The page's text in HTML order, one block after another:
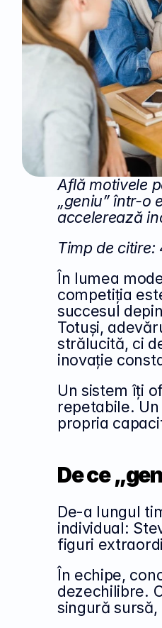
Află motivele
„geniu” într-o
accelerează
Timp de citire:
În lumea
competiția
succesul
Totuși,
strălucită, ci
inovație
Un sistem îți
repetabile.
propria
De ce
De-a lungul
individual:
figuri
În echipe,
dezechilibre.
singură